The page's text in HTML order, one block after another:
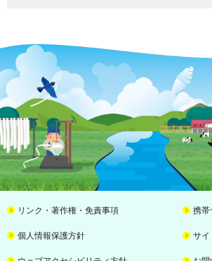
リンク・著作権・免責事項 携帯
個人情報保護方針 サイ